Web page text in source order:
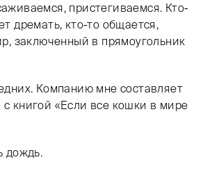
пристегиваемся. Кто-
дремать, кто-то общается,
заключенный в прямоугольник
Компанию мне составляет
книгой «Если все кошки в мире
дождь.